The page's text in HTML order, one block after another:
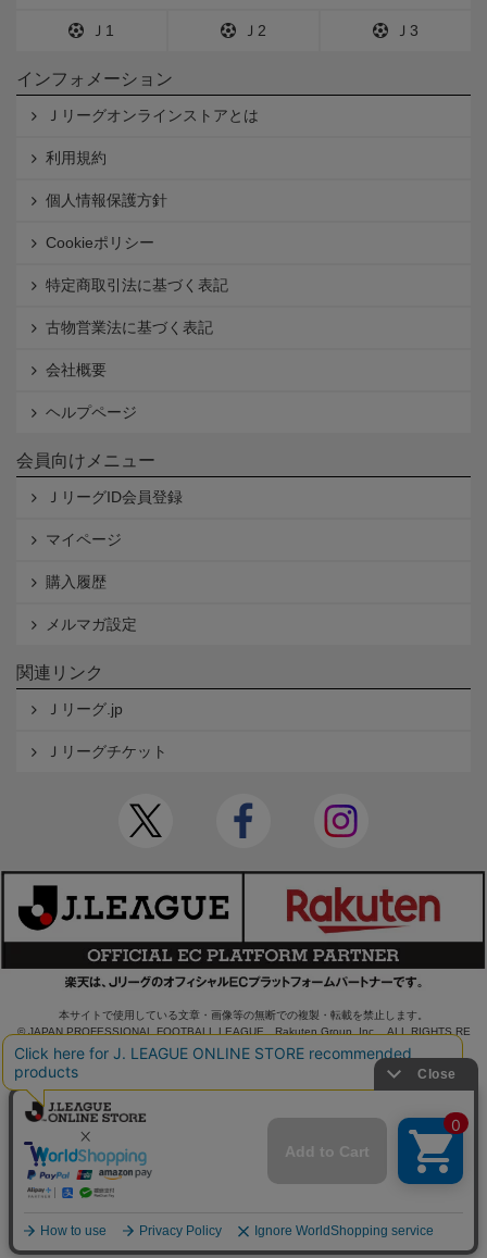
Ｊ1 Ｊ2 Ｊ3
インフォメーション
Ｊリーグオンラインストアとは
利用規約
個人情報保護方針
Cookieポリシー
特定商取引法に基づく表記
古物営業法に基づく表記
会社概要
ヘルプページ
会員向けメニュー
ＪリーグID会員登録
マイページ
購入履歴
メルマガ設定
関連リンク
Ｊリーグ.jp
Ｊリーグチケット
本サイトで使用している文章・画像等の無断での複製・転載を禁止します。
© JAPAN PROFESSIONAL FOOTBALL LEAGUE Rakuten Group, Inc. ALL RIGHTS RE
SERVED.